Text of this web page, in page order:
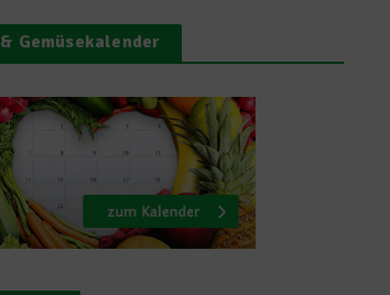
Gemüsekalender